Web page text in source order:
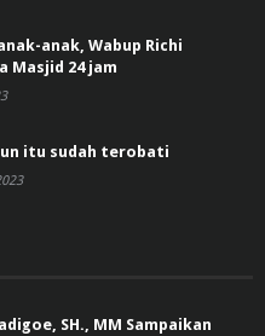
anak, Wabup Richi
Masjid 24 jam
itu sudah terobati
SH., MM Sampaikan